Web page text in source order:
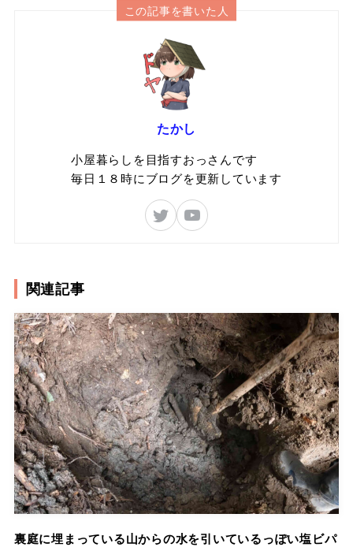
この記事を書いた人
たかし
小屋暮らしを目指すおっさんです
毎日１８時にブログを更新しています
関連記事
裏庭に埋まっている山からの水を引いているっぽい塩ビパ